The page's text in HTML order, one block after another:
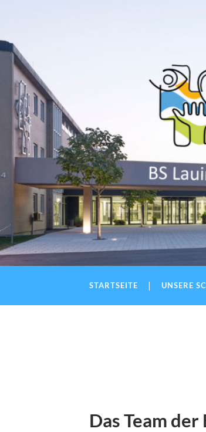
STARTSEITE UNSERE
Das Team